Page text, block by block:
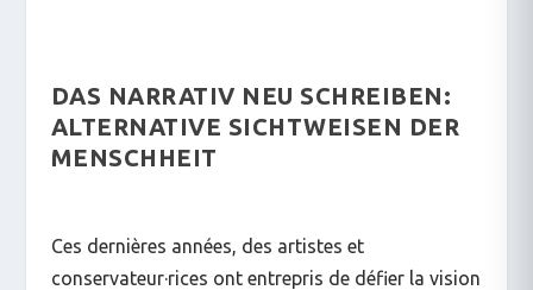
DAS NARRATIV NEU SCHREIBEN:
ALTERNATIVE SICHTWEISEN DER
MENSCHHEIT
Ces dernières années, des artistes et
conservateur·rices ont entrepris de défier la vision